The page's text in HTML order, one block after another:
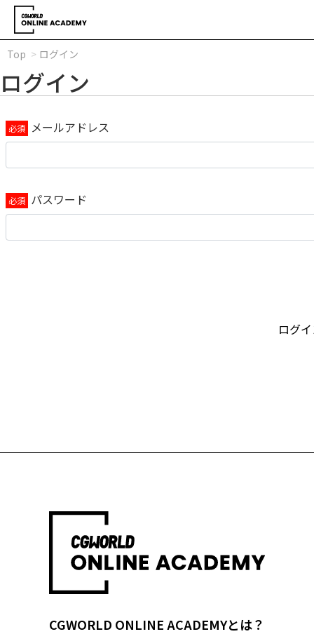
Top ログイン
ログイン
メールアドレス
パスワード
ログ
CGWORLD ONLINE ACADEMYとは？